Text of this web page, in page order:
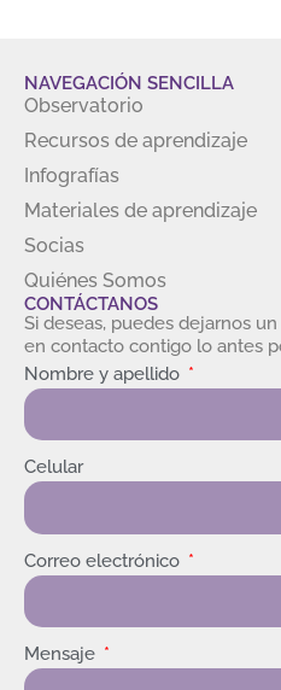
NAVEGACIÓN SENCILLA
Observatorio
Recursos de aprendizaje
Infografías
Materiales de aprendizaje
Socias
Quiénes Somos
CONTÁCTANOS
Si deseas, puedes dejarnos
en contacto contigo lo antes
Nombre y apellido
Celular
Correo electrónico
Mensaje